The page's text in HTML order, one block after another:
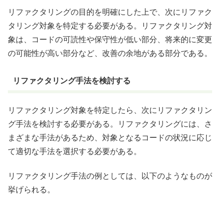
リファクタリングの目的を明確にした上で、次にリファク
タリング対象を特定する必要がある。リファクタリング対
象は、コードの可読性や保守性が低い部分、将来的に変更
の可能性が高い部分など、改善の余地がある部分である。
リファクタリング手法を検討する
リファクタリング対象を特定したら、次にリファクタリン
グ手法を検討する必要がある。リファクタリングには、さ
まざまな手法があるため、対象となるコードの状況に応じ
て適切な手法を選択する必要がある。
リファクタリング手法の例としては、以下のようなものが
挙げられる。